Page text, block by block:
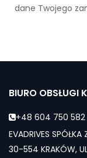
dane Twojego
BIURO OBSŁUGI
+48 604 750 582
EVADRIVES
30-554 KRAKÓW,